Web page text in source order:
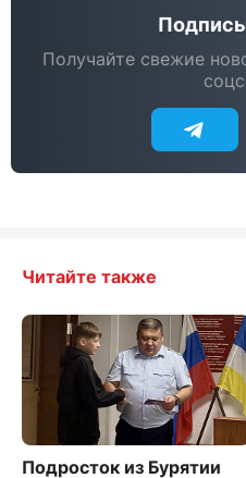
Получайте свежие
Читайте также
Подросток из Бурятии